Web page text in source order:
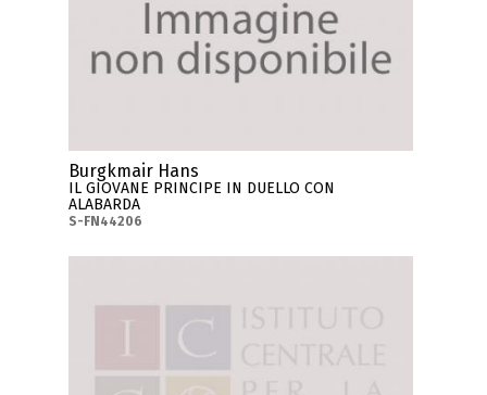
Burgkmair Hans
IL GIOVANE PRINCIPE IN DUELLO CON
ALABARDA
S-FN44206